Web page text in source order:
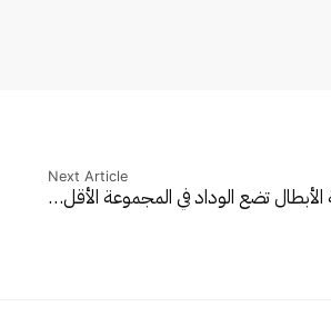
Next Article
تضع الوداد في المجموعة الأقل…